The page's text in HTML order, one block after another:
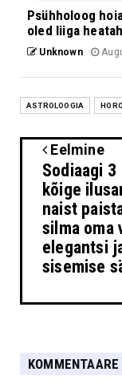
Psühholoog
oled liiga
Unknown
ASTROLOOGIA
Eelmine
Sodiaagi 3
kõige
naist
silma oma
elegantsi
sisemise
KOMMENTAARE